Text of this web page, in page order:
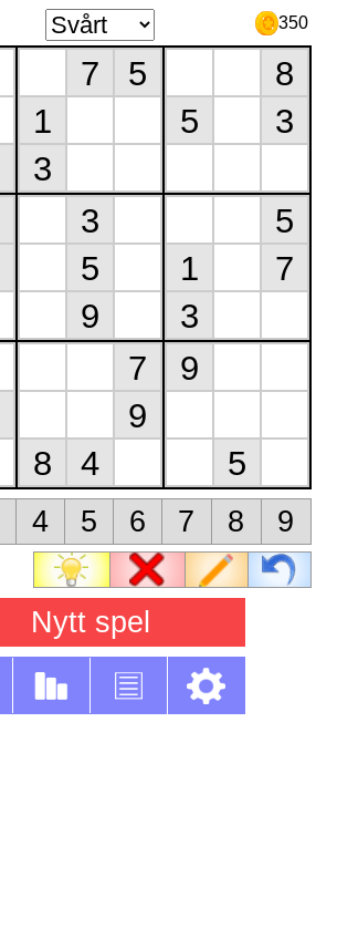
350
7
5
1
3
8
5
3
3
5
9
5
1
7
3
7
9
8
4
9
5
4 5 6 7 8 9
Nytt spel